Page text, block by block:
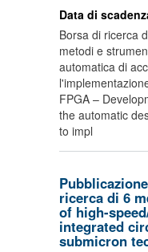
Data di
Borsa di ricerca
metodi e
automatica di
FPGA –
the automatic
to impl
ricerca di 6
of high-
integrated
submicron